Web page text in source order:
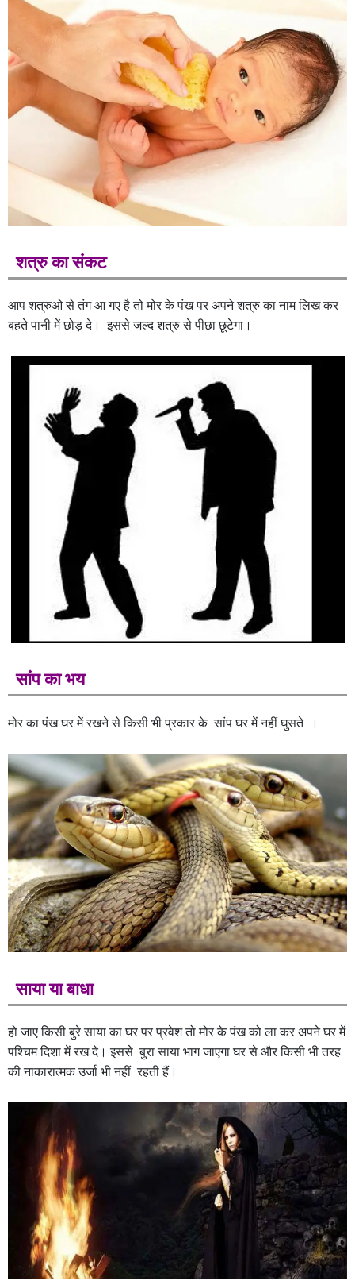
शत्रु का संकट
आप शत्रुओ से तंग आ गए है तो मोर के पंख पर अपने शत्रु का नाम लिख कर
बहते पानी में छोड़ दे। इससे जल्द शत्रु से पीछा छूटेगा।
सांप का भय
मोर का पंख घर में रखने से किसी भी प्रकार के सांप घर में नहीं घुसते ।
साया या बाधा
हो जाए किसी बुरे साया का घर पर प्रवेश तो मोर के पंख को ला कर अपने घर में
पश्चिम दिशा में रख दे। इससे बुरा साया भाग जाएगा घर से और किसी भी तरह
की नाकारात्मक उर्जा भी नहीं रहती हैं।